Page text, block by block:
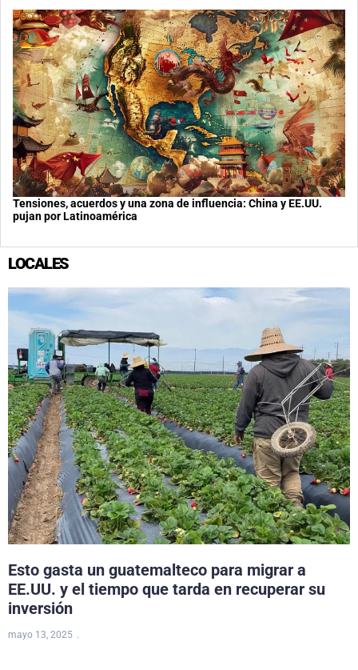
Tensiones, acuerdos y una zona de influencia: China y EE.UU.
pujan por Latinoamérica
LOCALES
Esto gasta un guatemalteco para migrar a
EE.UU. y el tiempo que tarda en recuperar su
inversión
mayo 13, 2025